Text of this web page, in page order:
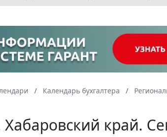
Календарь бухгалтера
край.